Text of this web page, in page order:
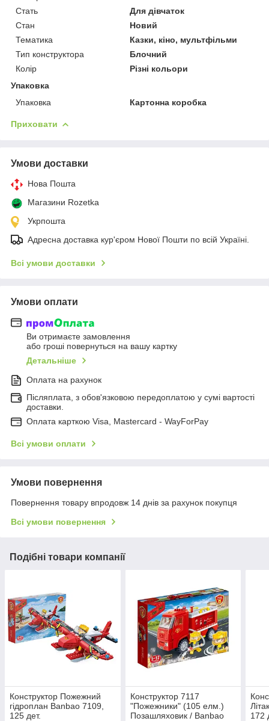
Стать
Для дівчаток
Стан
Новий
Тематика
Казки, кіно, мультфільми
Тип конструктора
Блочний
Колір
Різні кольори
Упаковка
Упаковка
Картонна коробка
Приховати
Умови доставки
Нова Пошта
Магазини Rozetka
Укрпошта
Адресна доставка кур'єром Нової Пошти по всій Україні.
Всі умови доставки
Умови оплати
Ви отримаєте замовлення
або гроші повернуться на вашу картку
Детальніше
Оплата на рахунок
Післяплата, з обов'язковою передоплатою у сумі вартості
доставки.
Оплата карткою Visa, Mastercard - WayForPay
Всі умови оплати
Умови повернення
Повернення товару впродовж 14 днів за рахунок покупця
Всі умови повернення
Подібні товари компанії
Конструктор Пожежний
гідроплан Banbao 7109,
125 дет.
Конструктор 7117
"Пожежники" (105 елм.)
Позашляховик / Banbao
172